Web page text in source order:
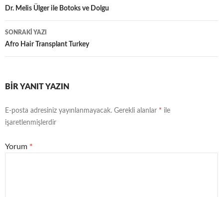
dolaşımı
Dr. Melis Ülger ile Botoks ve Dolgu
SONRAKI YAZI
Afro Hair Transplant Turkey
BIR YANIT YAZIN
E-posta adresiniz yayınlanmayacak. Gerekli alanlar * ile
işaretlenmişlerdir
Yorum *